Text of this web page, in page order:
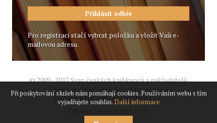
Pro registraci stačí vybrat položku a vložit Vaši e-
mailovou adresu.
© 2009 - 2017 Svaz českých knihkupců a nakladatelů
Webové stránky vytvořilo reklamní studio
JIROUT REKLANÍ AGENTURA s.r.o.
Zpracování osobních údajů
Při poskytování služeb nám pomáhají cookies. Používáním webu s tím
vyjadřujete souhlas.Další informace